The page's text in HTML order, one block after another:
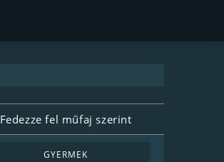
Fedezze fel műfaj szerint
GYERMEK